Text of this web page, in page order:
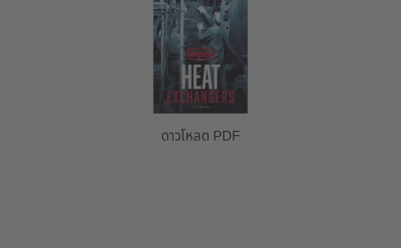
ดาวโหลด PDF